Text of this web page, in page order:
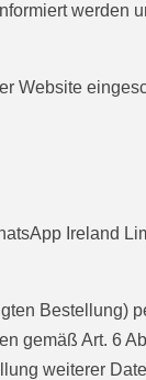
Website
Ireland
gemäß Art. 6
weiterer